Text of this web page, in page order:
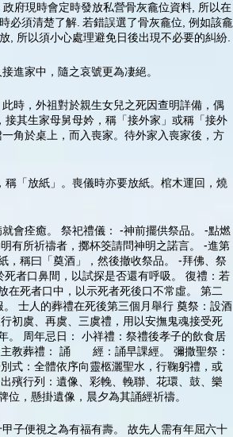
府現時會定時發放私營骨灰龕位資料, 所以在
必須清楚了解. 若錯誤選了骨灰龕位, 例如該龕
, 所以須小心處理避免日後出現不必要的糾紛.
進家中，隨之哀號更為凄絕。
時，外祖對於親生女兒之死因查明詳備，偶
其生家母舅母妗，稱「接外家」或稱「接外
角於桌上，而入喪家。待外家入喪家後，方
「放紙」。喪儀時亦要放紙。棺木運回，燒
會痊癒。 祭祀禮儀： -神前擺供祭品。 -點燃
有所祈禱者，擲杯筊請問神明之諾言。 -進第
，稱曰「奠酒」，然後撤收祭品。 -拜佛、祭
者口鼻間，以試探是否還有呼吸。 復禮：若
在死者口中，以示死者死後口不常虛。 第二
士人的葬禮在死後第三個月舉行 奠祭：設酒
初虞、再虞、三虞禮，用以安撫鬼魂接受死
。 周年忌日： 小祥禮：祭禮後孝子的飲食居
主教葬禮： 誦 經：誦早課經。 彌撒聖祭：
：全體依序向靈柩灑聖水，行鞠躬禮，或
行列：遺像、彩輓、輓聯、花環、鼓、樂
，懸掛遺像，晨夕為其誦經祈禱。
子便視之為有福有壽。 故先人需有年屈六十